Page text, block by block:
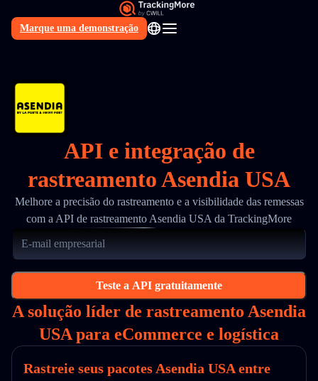
Marque uma demonstração
PT
API e integração de
rastreamento Asendia USA
Melhore a precisão do rastreamento e a visibilidade das remessas
com a API de rastreamento Asendia USA da TrackingMore
Teste a API gratuitamente
A solução líder de rastreamento Asendia
USA para eCommerce e logística
Rastreie seus pacotes Asendia USA entre